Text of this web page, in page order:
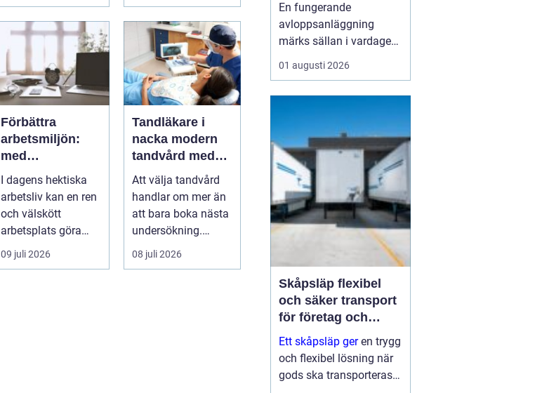
skap...
en a...
Förbättra
arbetsmiljön:
med
kontorsstädning
i Stockholm
I dagens hektiska
arbetsliv kan en ren
och välskött
arbetsplats göra
underverk fö...
09 juli 2026
Tandläkare i
nacka modern
tandvård med
omtanke
Att välja tandvård
handlar om mer än
att bara boka nästa
undersökning.
Många vill ha en
tandläkare s...
08 juli 2026
En fungerande
avloppsanläggning
märks sällan i vardagen.
Först när brunnar
svämmar över, avlopp
problemen tydliga. En av
de viktigaste åtgärderna
för att undvika sådana
situationer är
slamsugning en t...
01 augusti 2026
Skåpsläp flexibel
och säker transport
för företag och
privatpersoner
Ett skåpsläp geren trygg
och flexibel lösning när
gods ska transporteras